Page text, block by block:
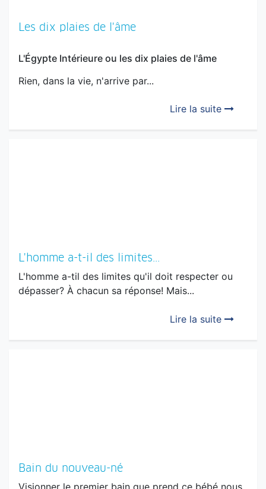
Les dix plaies de l'âme
L'Égypte Intérieure ou les dix plaies de l'âme
Rien, dans la vie, n'arrive par...
Lire la suite
L'homme a-t-il des limites...
L'homme a-til des limites qu'il doit respecter ou
dépasser? À chacun sa réponse! Mais...
Lire la suite
Bain du nouveau-né